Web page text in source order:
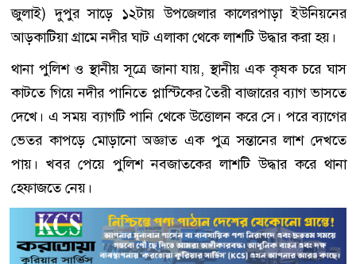
জুলাই) দুপুর সাড়ে ১২টায় উপজেলার কালেরপাড়া ইউনিয়নের
আড়কাটিয়া গ্রামে নদীর ঘাট এলাকা থেকে লাশটি উদ্ধার করা হয়।
থানা পুলিশ ও স্থানীয় সূত্রে জানা যায়, স্থানীয় এক কৃষক চরে ঘাস
কাটতে গিয়ে নদীর পানিতে প্লাস্টিকের তৈরী বাজারের ব্যাগ ভাসতে
দেখে। এ সময় ব্যাগটি পানি থেকে উত্তোলন করে সে। পরে ব্যাগের
ভেতর কাপড়ে মোড়ানো অজ্ঞাত এক পুত্র সন্তানের লাশ দেখতে
পায়। খবর পেয়ে পুলিশ নবজাতকের লাশটি উদ্ধার করে থানা
হেফাজতে নেয়।